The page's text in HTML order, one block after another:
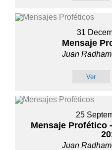
31
Mensaje
Juan
Ver
25
Mensaje Profético
Juan